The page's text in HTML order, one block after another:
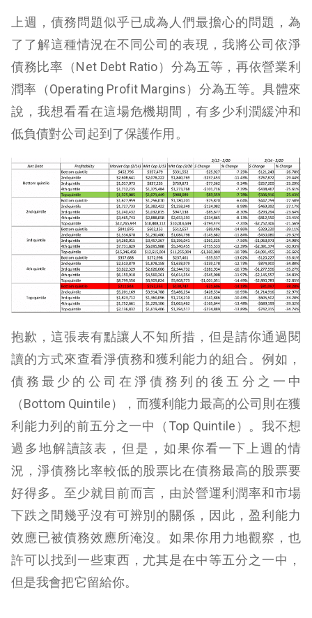
上週，債務問題似乎已成為人們最擔心的問題，為
了了解這種情況在不同公司的表現，我將公司依淨
債務比率（Net Debt Ratio）分為五等，再依營業利
潤率（Operating Profit Margins）分為五等。具體來
說，我想看看在這場危機期間，有多少利潤緩沖和
低負債對公司起到了保護作用。
抱歉，這張表有點讓人不知所措，但是請你通過閱
讀的方式來查看淨債務和獲利能力的組合。例如，
債務最少的公司在淨債務列的後五分之一中
（Bottom Quintile），而獲利能力最高的公司則在獲
利能力列的前五分之一中（Top Quintile）。我不想
過多地解讀該表，但是，如果你看一下上週的情
況，淨債務比率較低的股票比在債務最高的股票要
好得多。至少就目前而言，由於營運利潤率和市場
下跌之間幾乎沒有可辨別的關係，因此，盈利能力
效應已被債務效應所淹沒。如果你用力地觀察，也
許可以找到一些東西，尤其是在中等五分之一中，
但是我會把它留給你。